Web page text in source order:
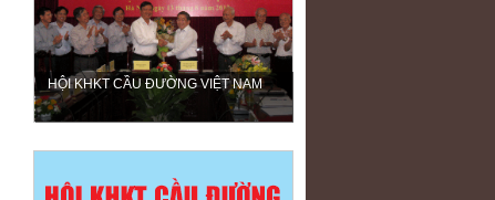
HỘI KHKT CẦU ĐƯỜNG VIỆT NAM